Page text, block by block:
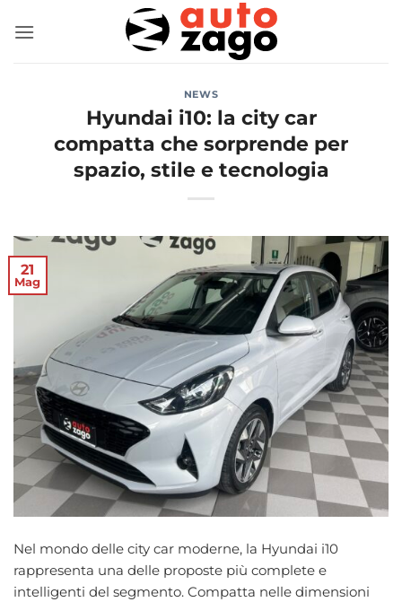
NEWS
Hyundai i10: la city car
compatta che sorprende per
spazio, stile e tecnologia
21
Mag
Nel mondo delle city car moderne, la Hyundai i10
rappresenta una delle proposte più complete e
intelligenti del segmento. Compatta nelle dimensioni